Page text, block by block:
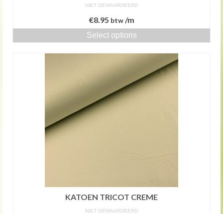
NIET GEWAARDEERD
€8.95 btw/m
Select options
KATOEN TRICOT CREME
NIET GEWAARDEERD